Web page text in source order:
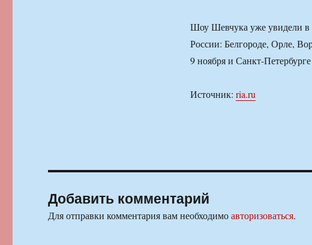
Шоу Шевчука уже увидели в
России: Белгороде, Орле,
9 ноября и Санкт-
Источник: ria.ru
Добавить комментарий
Для отправки комментария вам необходимоавторизоваться.